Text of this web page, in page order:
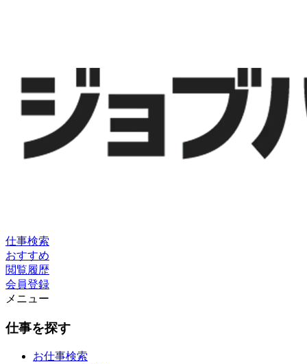
仕事検索
おすすめ
閲覧履歴
会員登録
メニュー
仕事を探す
お仕事検索